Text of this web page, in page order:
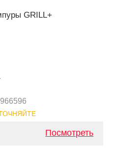
Посмотреть